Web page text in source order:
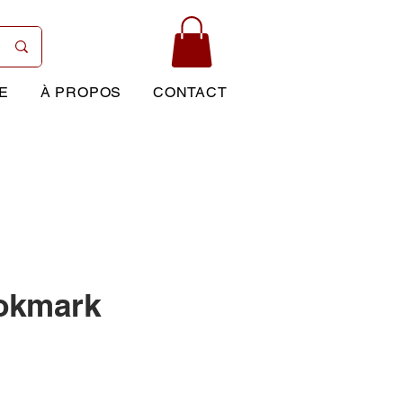
À PROPOS CONTACT